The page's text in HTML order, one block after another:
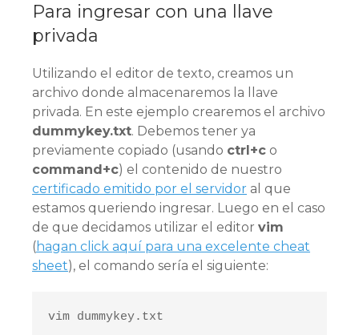
Para ingresar con una llave
privada
Utilizando el editor de texto, creamos un
archivo donde almacenaremos la llave
privada. En este ejemplo crearemos el archivo
dummykey.txt. Debemos tener ya
previamente copiado (usando ctrl+c o
command+c) el contenido de nuestro
certificado emitido por el servidor al que
estamos queriendo ingresar. Luego en el caso
de que decidamos utilizar el editor vim
(hagan click aquí para una excelente cheat
sheet), el comando sería el siguiente:
vim dummykey.txt